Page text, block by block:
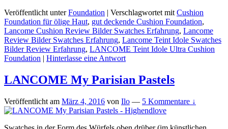
Veröffentlicht unter Foundation | Verschlagwortet mit Cushion
Foundation für ölige Haut, gut deckende Cushion Foundation,
Lancome Cushion Review Bilder Swatches Erfahrung, Lancome
Review Bilder Swatches Erfahrung, Lancome Teint Idole Swatches
Bilder Review Erfahrung, LANCOME Teint Idole Ultra Cushion
Foundation | Hinterlasse eine Antwort
LANCOME My Parisian Pastels
Veröffentlicht am März 4, 2016 von Ilo — 5 Kommentare ↓